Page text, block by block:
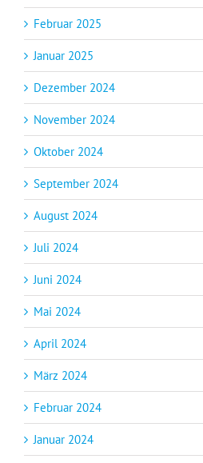
Februar 2025
Januar 2025
Dezember 2024
November 2024
Oktober 2024
September 2024
August 2024
Juli 2024
Juni 2024
Mai 2024
April 2024
März 2024
Februar 2024
Januar 2024